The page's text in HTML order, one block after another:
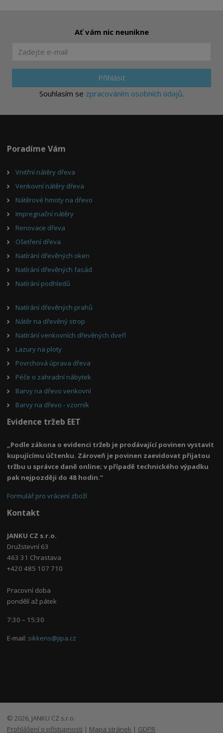
Ať vám nic neunikne
Přihlásit
Souhlasím se zpracováním osobních údajů.
Poradíme Vám
Vnitřní nátěry dřeva
Venkovní nátěry dřeva
Nátěrové hmoty na dřevo
Impregnační nátěry
Renovace dřeva
Ošetření dřeva
Natírání dřevěných oken
Natírání dřevěných fasád
Natírání podhledů
Natírání dřevěných prahů
Nátěr na dřevěný strop
Natírání venkovních dřevěných dveří
Lazury na ploty
Povrchová úprava dřeva
Péče o zahradní nábytek
Barvy na dřevo venkovní
Barvy na dřevo - vzorník
Evidence tržeb EET
„Podle zákona o evidenci tržeb je prodávající povinen vystavit
kupujícímu účtenku. Zároveň je povinen zaevidovat přijatou
tržbu u správce daně online; v případě technického výpadku
pak nejpozději do 48 hodin.“
Formulář pro vrácení zboží
Kontakt
JANKU CZ s.r.o.
Družstevní 63
463 31 Chrastava
+420 485 107 710
Pracovní doba
pondělí až pátek
7:30 – 15:30
E-mail: sikkens@jipa.cz
© 2026, JANKU CZ s.r.o.
Prohlášení o přístupnosti | Mapa stránek | GDPR